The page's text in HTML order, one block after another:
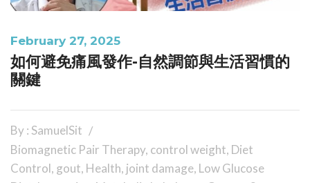
February 27, 2025
如何避免痛風發作-自然調節與生活習慣的
關鍵
By : SamuelSit
Biomagnetic Pair Therapy, control weight, Diet
Control, gout, Health, joint damage, Low Glucose